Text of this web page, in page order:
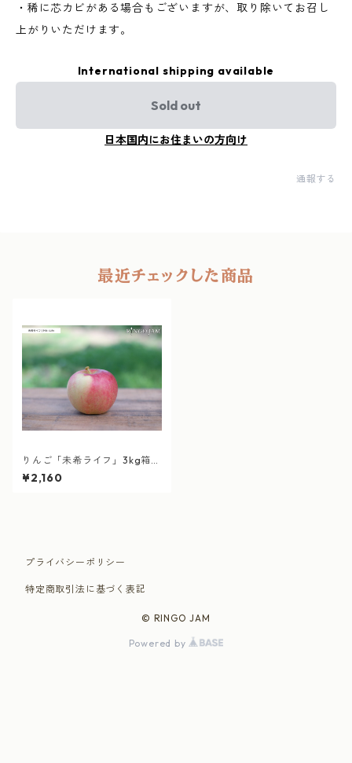
・稀に芯カビがある場合もございますが、取り除いてお召し
上がりいただけます。
International shipping available
Sold out
日本国内にお住まいの方向け
通報する
最近チェックした商品
りんご「未希ライフ」3kg箱
（等級：家庭用）
¥2,160
プライバシーポリシー
特定商取引法に基づく表記
© RINGO JAM
Powered by